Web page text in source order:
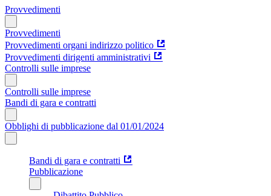
Provvedimenti
Provvedimenti
Provvedimenti organi indirizzo politico
Provvedimenti dirigenti amministrativi
Controlli sulle imprese
Controlli sulle imprese
Bandi di gara e contratti
Obblighi di pubblicazione dal 01/01/2024
Bandi di gara e contratti
Pubblicazione